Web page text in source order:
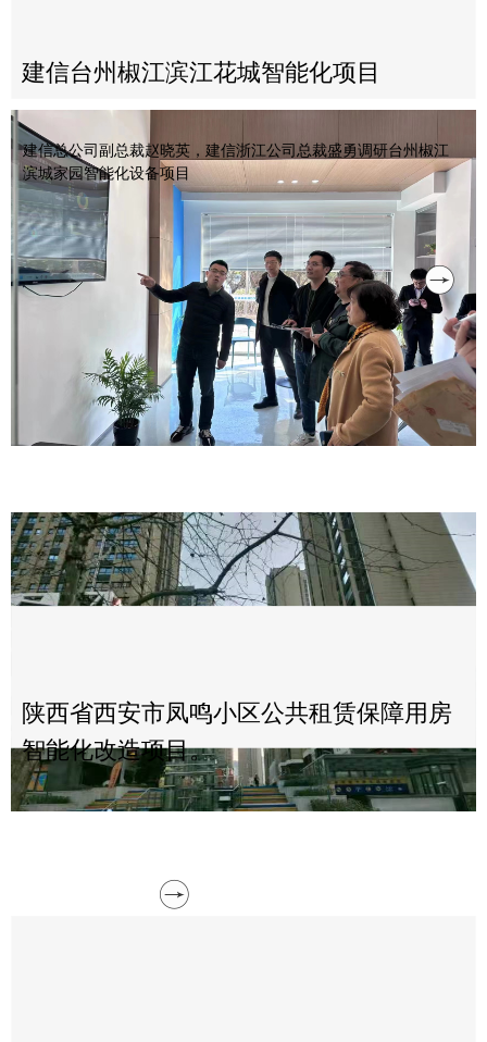
建信台州椒江滨江花城智能化项目
建信总公司副总裁赵晓英，建信浙江公司总裁盛勇调研台州椒江
滨城家园智能化设备项目
陕西省西安市凤鸣小区公共租赁保障用房
智能化改造项目。